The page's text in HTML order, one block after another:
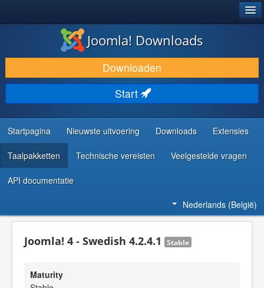
DOWNLOAD & BREID UIT
ONTDEK & LEER
COMMUNITY & ONDERSTEUNING
ONTWIKKELAARSBRONNEN
Joomla! Downloads
Downloaden
Start
Startpagina Nieuwste uitvoering Downloads Extensies
Taalpakketten Technische vereisten Veelgestelde vragen
API documentatie
Nederlands (België)
Joomla! 4 - Swedish 4.2.4.1 Stable
Maturity